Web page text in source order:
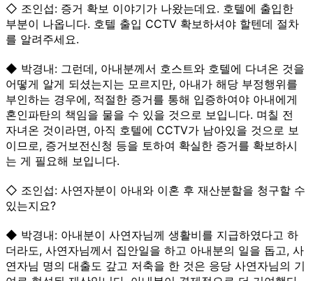
◇ 조인섭: 증거 확보 이야기가 나왔는데요. 호텔에 출입한
부분이 나옵니다. 호텔 출입 CCTV 확보하셔야 할텐데 절차
를 알려주세요.
◆ 박경내: 그런데, 아내분께서 호스트와 호텔에 다녀온 것을
어떻게 알게 되셨는지는 모르지만, 아내가 해당 부정행위를
부인하는 경우에, 적절한 증거를 통해 입증하여야 아내에게
혼인파탄의 책임을 물을 수 있을 것으로 보입니다. 며칠 전
자녀온 것이라면, 아직 호텔에 CCTV가 남아있을 것으로 보
이므로, 증거보전신청 등을 토하여 확실한 증거를 확보하시
는 게 필요해 보입니다.
◇ 조인섭: 사연자분이 아내와 이혼 후 재산분할을 청구할 수
있는지요?
◆ 박경내: 아내분이 사연자님께 생활비를 지급하였다고 하
더라도, 사연자님께서 집안일을 하고 아내분의 일을 돕고, 사
연자님 명의 대출도 갚고 저축을 한 것은 응당 사연자님의 기